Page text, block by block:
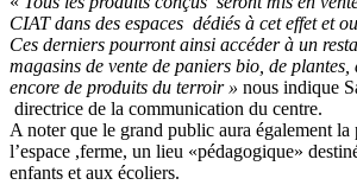
CIAT dans des espaces dédiés à cet effet et
Ces derniers pourront ainsi accéder à un
magasins de vente de paniers bio, de
encore de produits du terroir » nous indique
directrice de la communication du centre.
A noter que le grand public aura également
l’espace ,ferme, un lieu «pédagogique»
enfants et aux écoliers.